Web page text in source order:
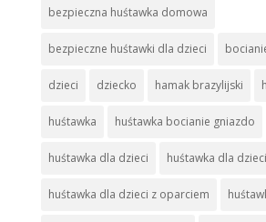
bezpieczna huśtawka domowa
bezpieczne huśtawki dla dzieci
dzieci dziecko hamak brazylijski
huśtawka huśtawka bocianie gniazdo
huśtawka dla dzieci huśtawka dla
huśtawka dla dzieci z oparciem